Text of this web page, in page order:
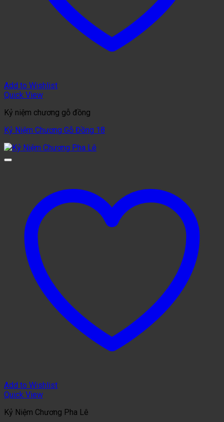
Add to Wishlist
Quick View
Kỷ niệm chương gỗ đồng
Kỷ Niệm Chương Gỗ Đồng 18
Add to Wishlist
Quick View
Kỷ Niệm Chương Pha Lê